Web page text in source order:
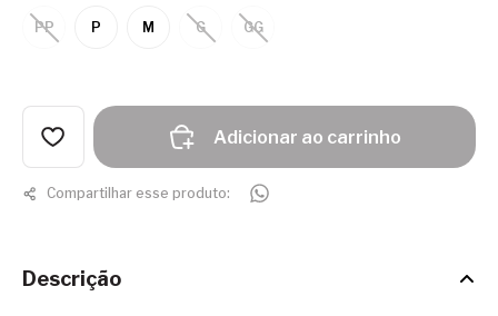
PP P M G GG
Adicionar ao carrinho
Compartilhar esse produto:
Descrição